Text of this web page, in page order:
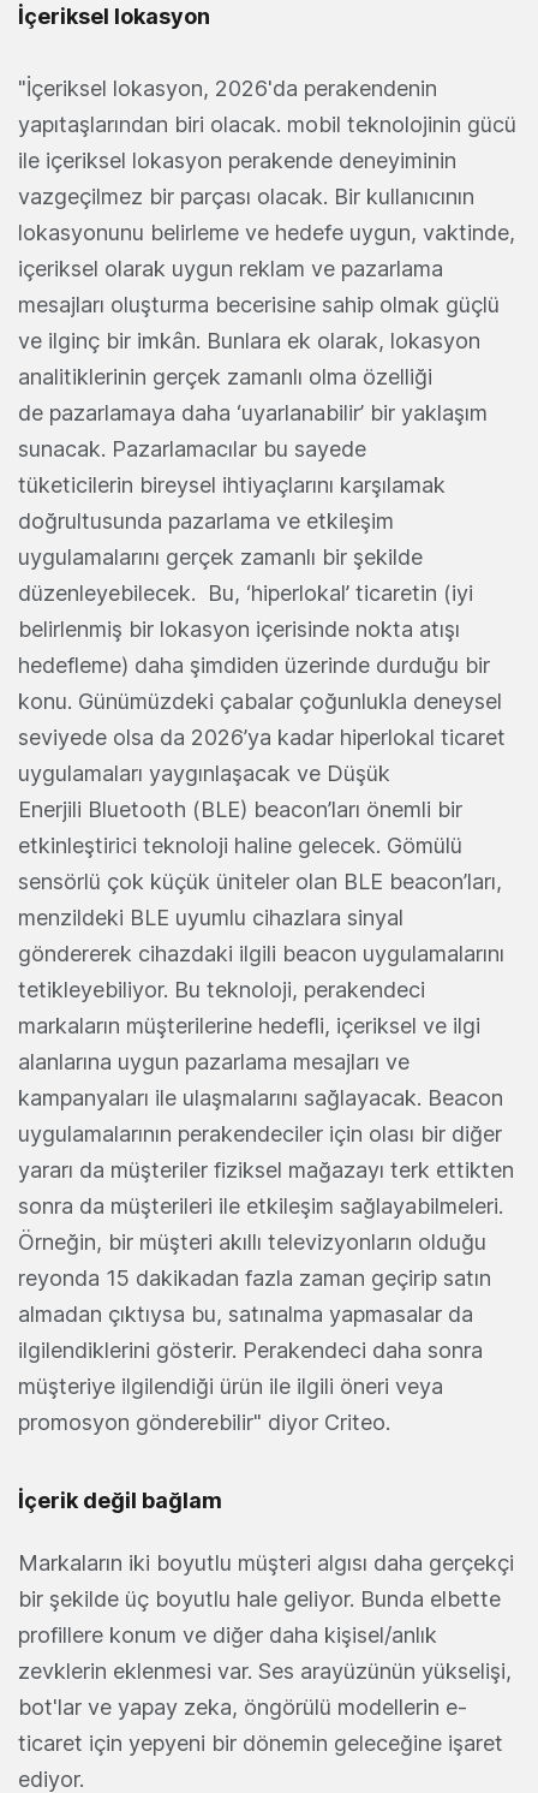
İçeriksel lokasyon
"İçeriksel lokasyon, 2026'da perakendenin
yapıtaşlarından biri olacak. mobil teknolojinin gücü
ile içeriksel lokasyon perakende deneyiminin
vazgeçilmez bir parçası olacak. Bir kullanıcının
lokasyonunu belirleme ve hedefe uygun, vaktinde,
içeriksel olarak uygun reklam ve pazarlama
mesajları oluşturma becerisine sahip olmak güçlü
ve ilginç bir imkân. Bunlara ek olarak, lokasyon
analitiklerinin gerçek zamanlı olma özelliği
de pazarlamaya daha ‘uyarlanabilir’ bir yaklaşım
sunacak. Pazarlamacılar bu sayede
tüketicilerin bireysel ihtiyaçlarını karşılamak
doğrultusunda pazarlama ve etkileşim
uygulamalarını gerçek zamanlı bir şekilde
düzenleyebilecek. Bu, ‘hiperlokal’ ticaretin (iyi
belirlenmiş bir lokasyon içerisinde nokta atışı
hedefleme) daha şimdiden üzerinde durduğu bir
konu. Günümüzdeki çabalar çoğunlukla deneysel
seviyede olsa da 2026’ya kadar hiperlokal ticaret
uygulamaları yaygınlaşacak ve Düşük
Enerjili Bluetooth (BLE) beacon’ları önemli bir
etkinleştirici teknoloji haline gelecek. Gömülü
sensörlü çok küçük üniteler olan BLE beacon’ları,
menzildeki BLE uyumlu cihazlara sinyal
göndererek cihazdaki ilgili beacon uygulamalarını
tetikleyebiliyor. Bu teknoloji, perakendeci
markaların müşterilerine hedefli, içeriksel ve ilgi
alanlarına uygun pazarlama mesajları ve
kampanyaları ile ulaşmalarını sağlayacak. Beacon
uygulamalarının perakendeciler için olası bir diğer
yararı da müşteriler fiziksel mağazayı terk ettikten
sonra da müşterileri ile etkileşim sağlayabilmeleri.
Örneğin, bir müşteri akıllı televizyonların olduğu
reyonda 15 dakikadan fazla zaman geçirip satın
almadan çıktıysa bu, satınalma yapmasalar da
ilgilendiklerini gösterir. Perakendeci daha sonra
müşteriye ilgilendiği ürün ile ilgili öneri veya
promosyon gönderebilir" diyor Criteo.
İçerik değil bağlam
Markaların iki boyutlu müşteri algısı daha gerçekçi
bir şekilde üç boyutlu hale geliyor. Bunda elbette
profillere konum ve diğer daha kişisel/anlık
zevklerin eklenmesi var. Ses arayüzünün yükselişi,
bot'lar ve yapay zeka, öngörülü modellerin e-
ticaret için yepyeni bir dönemin geleceğine işaret
ediyor.